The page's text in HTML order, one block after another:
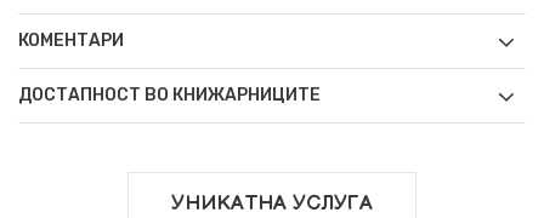
КОМЕНТАРИ
ДОСТАПНОСТ ВО КНИЖАРНИЦИТЕ
УНИКАТНА УСЛУГА